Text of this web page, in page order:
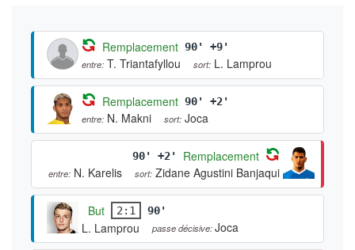
Remplacement 90' +9'
entre: T. Triantafyllou sort: L. Lamprou
Remplacement 90' +2'
entre: N. Makni sort: Joca
90' +2' Remplacement
entre: N. Karelis sort: Zidane Agustini Banjaqui
But 2:1 90'
L. Lamprou passe décisive:Joca